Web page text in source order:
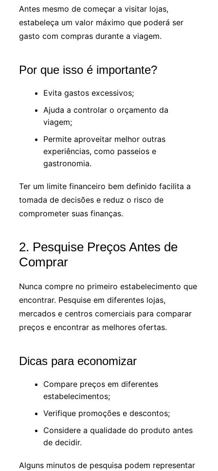
Antes mesmo de começar a visitar lojas,
estabeleça um valor máximo que poderá ser
gasto com compras durante a viagem.
Por que isso é importante?
Evita gastos excessivos;
Ajuda a controlar o orçamento da
viagem;
Permite aproveitar melhor outras
experiências, como passeios e
gastronomia.
Ter um limite financeiro bem definido facilita a
tomada de decisões e reduz o risco de
comprometer suas finanças.
2. Pesquise Preços Antes de
Comprar
Nunca compre no primeiro estabelecimento que
encontrar. Pesquise em diferentes lojas,
mercados e centros comerciais para comparar
preços e encontrar as melhores ofertas.
Dicas para economizar
Compare preços em diferentes
estabelecimentos;
Verifique promoções e descontos;
Considere a qualidade do produto antes
de decidir.
Alguns minutos de pesquisa podem representar